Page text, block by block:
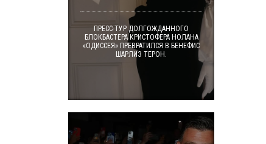
ПРЕСС-ТУР ДОЛГОЖДАННОГО
БЛОКБАСТЕРА КРИСТОФЕРА НОЛАНА
«ОДИССЕЯ» ПРЕВРАТИЛСЯ В БЕНЕФИС
ШАРЛИЗ ТЕРОН.